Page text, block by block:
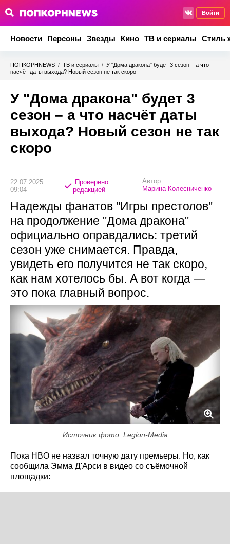
Войти
Новости Персоны Звезды Кино ТВ и сериалы Стиль
ПОПКОРНNEWS / ТВ и сериалы / У "Дома дракона" будет 3 сезон – а что
насчёт даты выхода? Новый сезон не так скоро
У "Дома дракона" будет 3
сезон – а что насчёт даты
выхода? Новый сезон не так
скоро
22.07.2025
09:04
Проверено
редакцией
Автор:
Марина Колесниченко
Надежды фанатов "Игры престолов"
на продолжение "Дома дракона"
официально оправдались: третий
сезон уже снимается. Правда,
увидеть его получится не так скоро,
как нам хотелось бы. А вот когда —
это пока главный вопрос.
Источник фото: Legion-Media
Пока HBO не назвал точную дату премьеры. Но, как
сообщила Эмма Д'Арси в видео со съёмочной
площадки: